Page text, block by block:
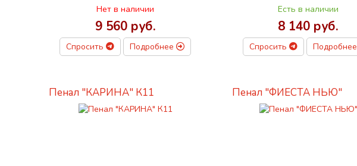
Нет в наличии
9 560 руб.
Спросить Подробнее
Есть в наличии
8 140 руб.
Спросить Подробнее
Пенал "КАРИНА" К11 Пенал "ФИЕСТА НЬЮ"